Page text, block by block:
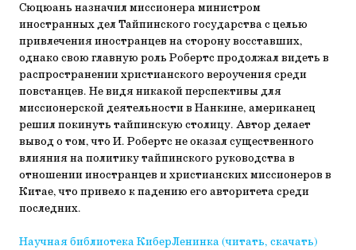
Сюцюань назначил миссионера министром
иностранных дел Тайпинского государства с целью
привлечения иностранцев на сторону восставших,
однако свою главную роль Робертс продолжал видеть в
распространении христианского вероучения среди
повстанцев. Не видя никакой перспективы для
миссионерской деятельности в Нанкине, американец
решил покинуть тайпинскую столицу. Автор делает
вывод о том, что И. Робертс не оказал существенного
влияния на политику тайпинского руководства в
отношении иностранцев и христианских миссионеров в
Китае, что привело к падению его авторитета среди
последних.
Научная библиотека КиберЛенинка (читать, скачать)